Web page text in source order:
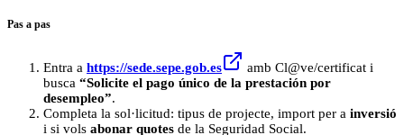
Pas a pas
Entra a https://sede.sepe.gob.es
amb Cl@ve/certificat i
busca “Solicite el pago único de la prestación por
desempleo”.
Completa la sol·licitud: tipus de projecte, import per a inversió
i si vols abonar quotes de la Seguridad Social.